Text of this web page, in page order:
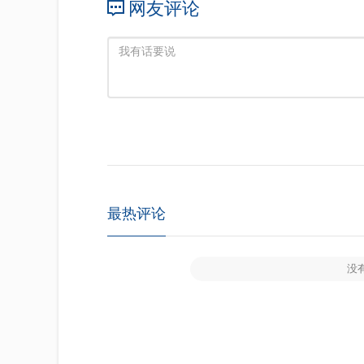
网友评论
最热评论
没